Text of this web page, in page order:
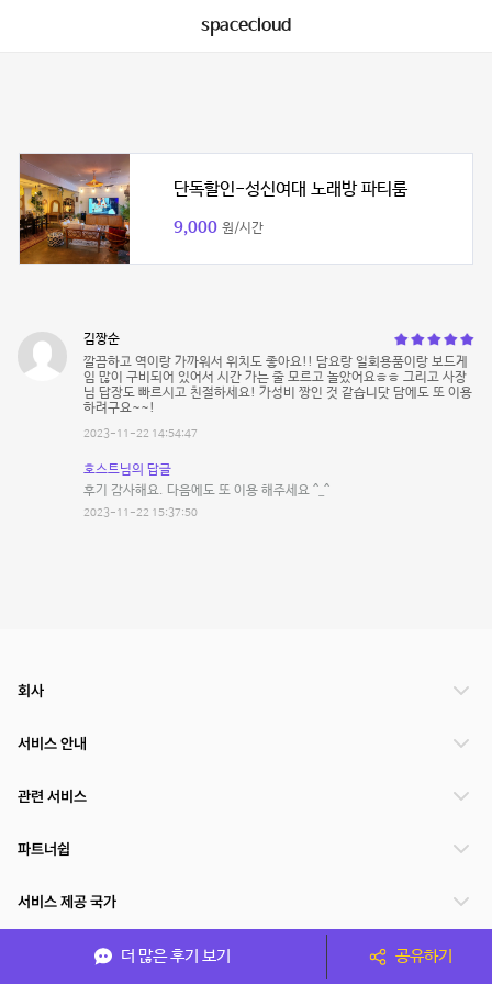
spacecloud
단독할인-성신여대 노래방 파티룸
9,000 원/시간
김짱순
깔끔하고 역이랑 가까워서 위치도 좋아요!! 담요랑 일회용품이랑 보드게
임 많이 구비되어 있어서 시간 가는 줄 모르고 놀았어요ㅎㅎ 그리고 사장
님 답장도 빠르시고 친절하세요! 가성비 짱인 것 같습니닷 담에도 또 이용
하려구요~~!
2023-11-22 14:54:47
호스트님의 답글
후기 감사해요. 다음에도 또 이용 해주세요 ^_^
2023-11-22 15:37:50
더 많은 후기 보기 공유하기
회사
서비스 안내
관련 서비스
파트너쉽
서비스 제공 국가